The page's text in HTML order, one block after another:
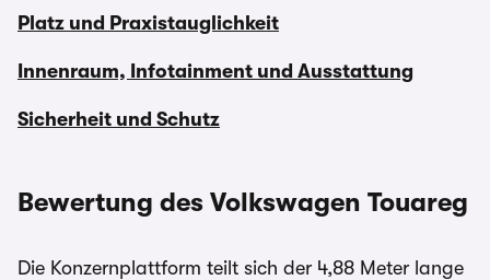
Platz und Praxistauglichkeit
Innenraum, Infotainment und Ausstattung
Sicherheit und Schutz
Bewertung des Volkswagen Touareg
Die Konzernplattform teilt sich der 4,88 Meter lange